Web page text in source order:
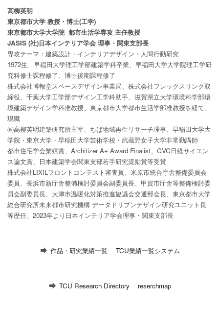
高柳英明
東京都市大学 教授・博士(工学)
東京都市大学大学院 都市生活学専攻 主任教授
JASIS (社)日本インテリア学会 理事・関東支部長
専攻テーマ：建築設計・インテリアデザイン・人間行動研究
1972生、早稲田大学理工学部建築学科卒業、早稲田大学大学院理工学研
究科修士課程修了、博士後期課程修了
株式会社博報堂スペースデザイン事業局、株式会社フレックスリンク取
締役、千葉大学工学部デザイン工学科助手、滋賀県立大学環境科学部環
境建築デザイン学科准教授、東京都市大学都市生活学部准教授を経て、
現職
㈱高柳英明建築研究所主宰、ちば地域再生リサーチ理事、早稲田大学大
学院・東京大学・早稲田大学芸術学校・武蔵野女子大学非常勤講師
都市住宅学会業績賞、Architizer A+ Award Finalist、CVC日経サイエン
ス論文賞、日本建築学会関東支部若手研究奨励賞等受賞
株式会社LIXILフロントコンテスト審査員、米原市統合庁舎整備委員会
委員、長浜市新庁舎整備検討委員会副委員長、甲賀市庁舎等整備検討委
員会副委員長、大津市温暖化対策推進協議会交通部会長、東京都市大学
総合研究所未来都市研究機構 データドリブンデザイン研究ユニット長
等歴任、2023年より日本インテリア学会理事・関東支部長
作品・研究業績一覧 TCU業績一覧システム
TCU Research Directory reserchmap